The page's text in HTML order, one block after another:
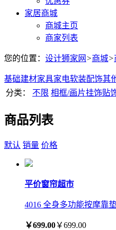
家居商城
商城主页
商家列表
您的位置： 设计狮家网 >商城>
基础建材家具家电软装配饰其
分类：
不限 相框/画片挂饰贴
商品列表
默认 销量 价格
平价窗帘超市
4016 全身多功能按摩靠
￥699.00￥699.00